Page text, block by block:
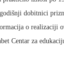
dobitnici
o realizaciji
Centar za